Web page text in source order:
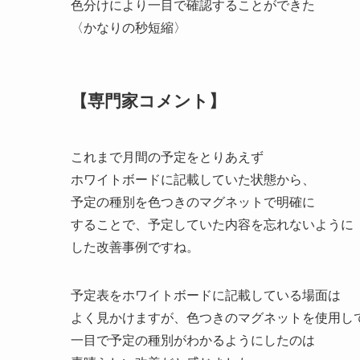
色分けにより一目で確認することができた
〈かなりの秒短縮〉
【専門家コメント】
これまで月間の予定をとりあえず
ホワイトボードに記載していた状態から、
予定の種別を色つきのマグネットで明確に
することで、予定していた内容を忘れないように
した改善事例ですね。
予定表をホワイトボードに記載している場面は
よく見かけますが、色つきのマグネットを使用し
一目で予定の種別がわかるようにしたのは